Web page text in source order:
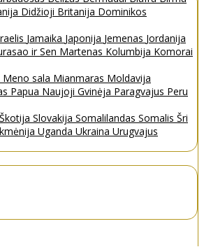
Didžioji Britanija Dominikos
Jamaika Japonija Jemenas Jordanija
ir Sen Martenas Kolumbija Komorai
Meno sala Mianmaras Moldavija
Papua Naujoji Gvinėja Paragvajus Peru
Škotija Slovakija Somalilandas Somalis Šri
Uganda Ukraina Urugvajus